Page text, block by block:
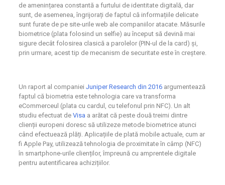
de amenințarea constantă a furtului de identitate digitală, dar
sunt, de asemenea, îngrijorați de faptul că informațiile delicate
sunt furate de pe site-urile web ale companiilor atacate. Măsurile
biometrice (plata folosind un selfie) au început să devină mai
sigure decât folosirea clasică a parolelor (PIN-ul de la card) și,
prin urmare, acest tip de mecanism de securitate este în creștere.
Un raport al companiei Juniper Research din 2016argumentează
faptul că biometria este tehnologia care va transforma
eCommerceul (plata cu cardul, cu telefonul prin NFC). Un alt
studiu efectuat de Visa a arătat că peste două treimi dintre
clienții europeni doresc să utilizeze metode biometrice atunci
când efectuează plăți. Aplicațiile de plată mobile actuale, cum ar
fi Apple Pay, utilizează tehnologia de proximitate în câmp (NFC)
în smartphone-urile clienților, împreună cu amprentele digitale
pentru autentificarea achizițiilor.